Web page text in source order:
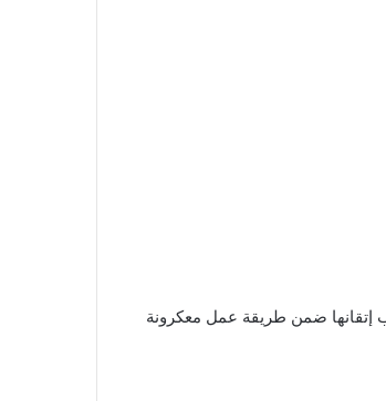
إتقانها ضمن طريقة عمل معكرونة